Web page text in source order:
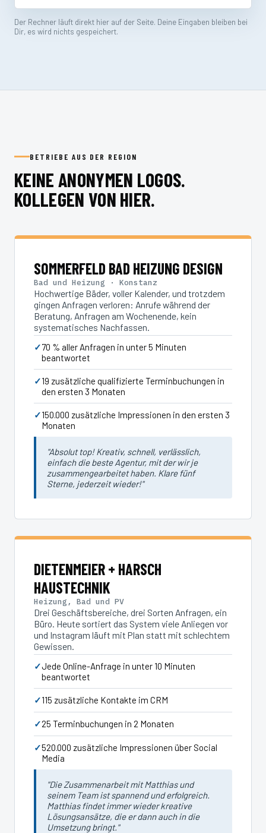
Der Rechner läuft direkt hier auf der Seite. Deine Eingaben bleiben bei
Dir, es wird nichts gespeichert.
BETRIEBE AUS DER REGION
KEINE ANONYMEN LOGOS.
KOLLEGEN VON HIER.
SOMMERFELD BAD HEIZUNG DESIGN
Bad und Heizung · Konstanz
Hochwertige Bäder, voller Kalender, und trotzdem
gingen Anfragen verloren: Anrufe während der
Beratung, Anfragen am Wochenende, kein
systematisches Nachfassen.
70 % aller Anfragen in unter 5 Minuten
beantwortet
19 zusätzliche qualifizierte Terminbuchungen in
den ersten 3 Monaten
150.000 zusätzliche Impressionen in den ersten 3
Monaten
"Absolut top! Kreativ, schnell, verlässlich,
einfach die beste Agentur, mit der wir je
zusammengearbeitet haben. Klare fünf
Sterne, jederzeit wieder!"
DIETENMEIER + HARSCH
HAUSTECHNIK
Heizung, Bad und PV
Drei Geschäftsbereiche, drei Sorten Anfragen, ein
Büro. Heute sortiert das System viele Anliegen vor
und Instagram läuft mit Plan statt mit schlechtem
Gewissen.
Jede Online-Anfrage in unter 10 Minuten
beantwortet
115 zusätzliche Kontakte im CRM
25 Terminbuchungen in 2 Monaten
520.000 zusätzliche Impressionen über Social
Media
"Die Zusammenarbeit mit Matthias und
seinem Team ist spannend und erfolgreich.
Matthias findet immer wieder kreative
Lösungsansätze, die er dann auch in die
Umsetzung bringt."